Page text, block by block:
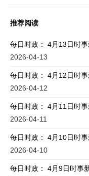
推荐阅读
每日时政： 4月13日时
2026-04-13
每日时政： 4月12日时
2026-04-12
每日时政： 4月11日时
2026-04-11
每日时政： 4月10日时
2026-04-10
每日时政： 4月9日时事